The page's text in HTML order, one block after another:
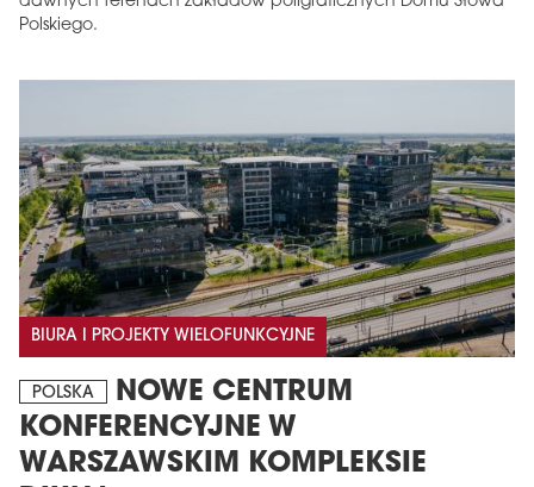
Polskiego.
BIURA I PROJEKTY WIELOFUNKCYJNE
POLSKA
NOWE CENTRUM
KONFERENCYJNE W
WARSZAWSKIM KOMPLEKSIE